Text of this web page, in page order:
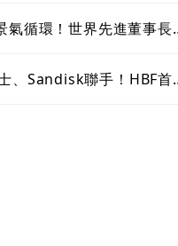
AI嵌入式X100系列處理器
氣循環！世界先進董事長
、Sandisk聯手！HBF首